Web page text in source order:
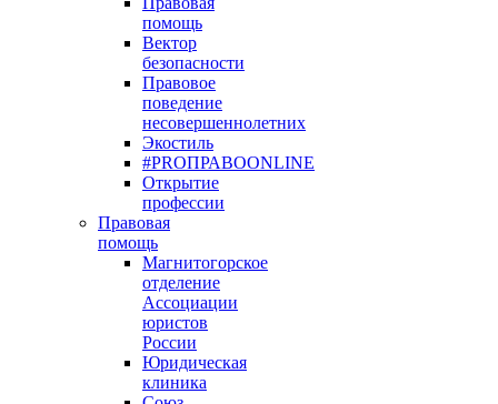
помощь
Вектор
безопасности
Правовое
поведение
несовершеннолетних
Экостиль
#PROПРАВОONLINE
Открытие
профессии
Правовая
помощь
Магнитогорское
отделение
Ассоциации
юристов
России
Юридическая
клиника